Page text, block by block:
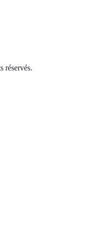
réservés.